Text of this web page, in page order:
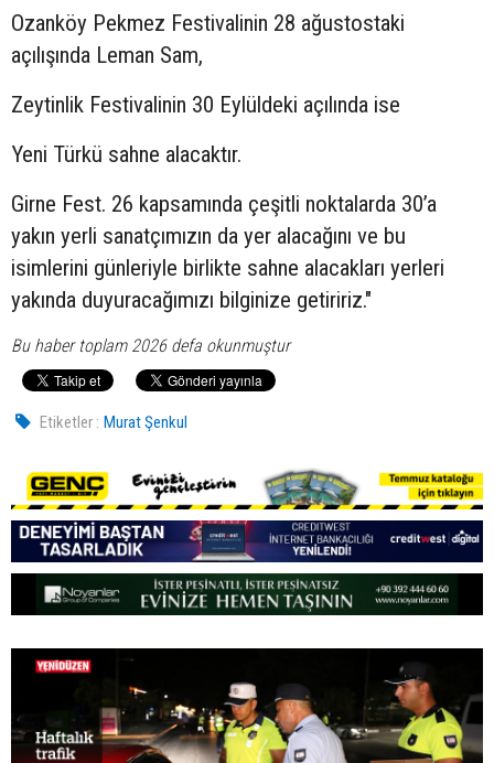
Ozanköy Pekmez Festivalinin 28 ağustostaki
açılışında Leman Sam,
Zeytinlik Festivalinin 30 Eylüldeki açılında ise
Yeni Türkü sahne alacaktır.
Girne Fest. 26 kapsamında çeşitli noktalarda 30’a
yakın yerli sanatçımızın da yer alacağını ve bu
isimlerini günleriyle birlikte sahne alacakları yerleri
yakında duyuracağımızı bilginize getiririz."
Bu haber toplam 2026 defa okunmuştur
Etiketler : Murat Şenkul